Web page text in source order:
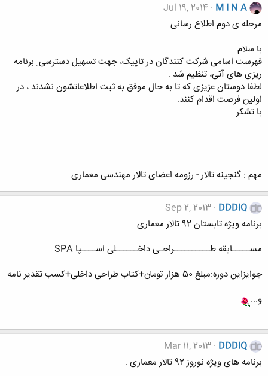
M I N A
Jul 19, 2014
مرحله ی دوم اطلاع رسانی
با سلام
فهرست اسامی شرکت کنندگان در تاپیک، جهت تسهیل دسترسی ِ برنامه
ریزی های آتی، تنظیم شد .
لطفا دوستان عزیزی که تا به حال موفق به ثبت اطلاعاتشون نشدند ، در
اولین فرصت اقدام کنند.
با تشکر
مهم : گنجینه تالار - رزومه اعضای تالار مهندسی معماری
DDDIQ
Sep 2, 2013
برنامه ویژه تابستان 92 تالار معماری
مســـــابقه طــــــــــراحـی داخــــــلی اســــپا SPA
جوایزاین دوره:مبلغ 50 هزار تومان+کتاب طراحی داخلی+کسب تقدیر نامه
و...
DDDIQ
Mar 11, 2013
برنامه های ویژه نوروز 92 تالار معماری .